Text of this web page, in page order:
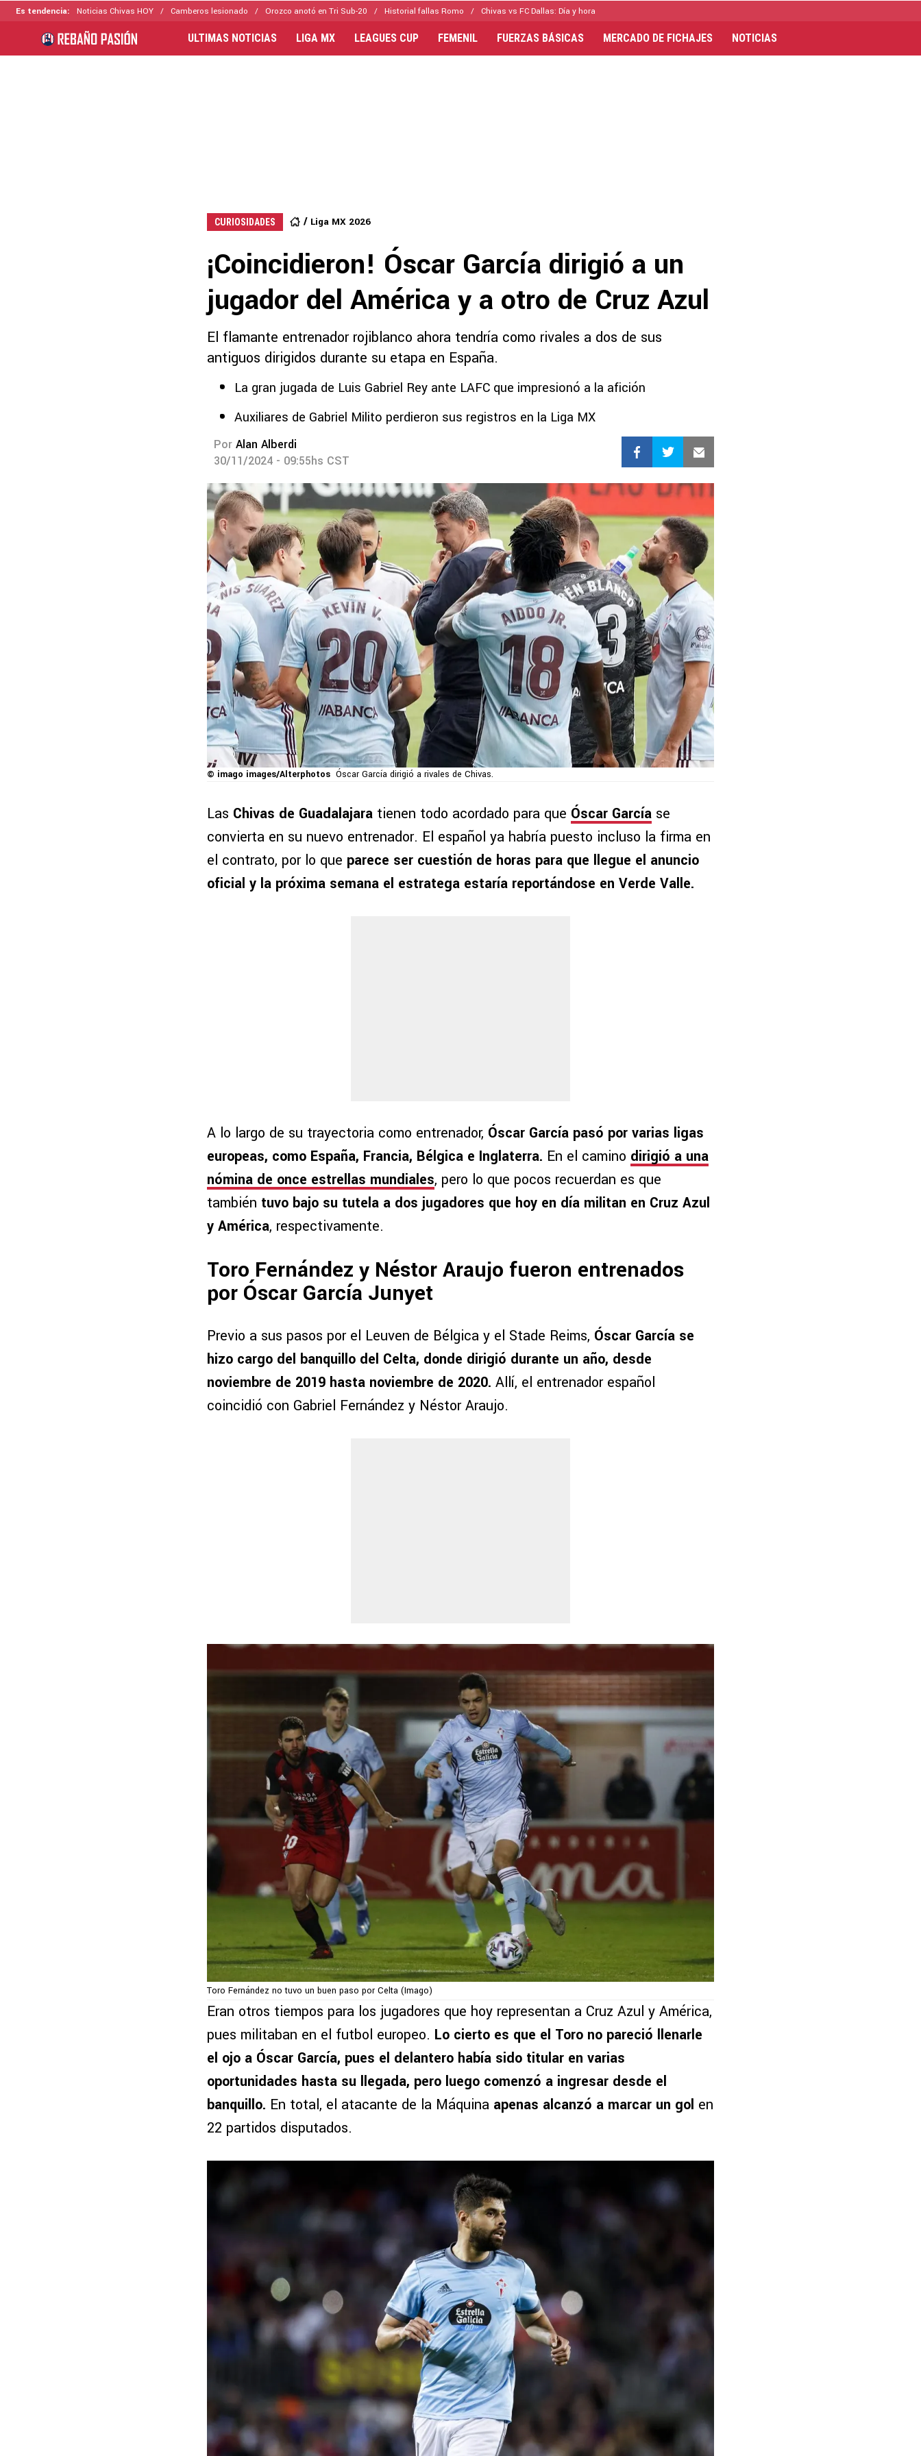
Es tendencia: Noticias Chivas HOY Camberos lesionado Orozco anotó en Tri Sub-20 Historial fallas Romo Chivas vs FC Dallas: Día y hora
ULTIMAS NOTICIAS LIGA MX LEAGUES CUP FEMENIL FUERZAS BÁSICAS MERCADO DE FICHAJES NOTICIAS
CURIOSIDADES Liga MX 2026
¡Coincidieron! Óscar García dirigió a un
jugador del América y a otro de Cruz Azul
El flamante entrenador rojiblanco ahora tendría como rivales a dos de sus
antiguos dirigidos durante su etapa en España.
La gran jugada de Luis Gabriel Rey ante LAFC que impresionó a la afición
Auxiliares de Gabriel Milito perdieron sus registros en la Liga MX
Por Alan Alberdi
30/11/2024 - 09:55hs CST
© imago images/Alterphotos Óscar García dirigió a rivales de Chivas.
Las Chivas de Guadalajara tienen todo acordado para que Óscar García se
convierta en su nuevo entrenador. El español ya habría puesto incluso la firma en
el contrato, por lo que parece ser cuestión de horas para que llegue el anuncio
oficial y la próxima semana el estratega estaría reportándose en Verde Valle.
A lo largo de su trayectoria como entrenador, Óscar García pasó por varias ligas
europeas, como España, Francia, Bélgica e Inglaterra. En el camino dirigió a una
nómina de once estrellas mundiales, pero lo que pocos recuerdan es que
también tuvo bajo su tutela a dos jugadores que hoy en día militan en Cruz Azul
y América, respectivamente.
Toro Fernández y Néstor Araujo fueron entrenados
por Óscar García Junyet
Previo a sus pasos por el Leuven de Bélgica y el Stade Reims, Óscar García se
hizo cargo del banquillo del Celta, donde dirigió durante un año, desde
noviembre de 2019 hasta noviembre de 2020. Allí, el entrenador español
coincidió con Gabriel Fernández y Néstor Araujo.
Toro Fernández no tuvo un buen paso por Celta (Imago)
Eran otros tiempos para los jugadores que hoy representan a Cruz Azul y América,
pues militaban en el futbol europeo. Lo cierto es que el Toro no pareció llenarle
el ojo a Óscar García, pues el delantero había sido titular en varias
oportunidades hasta su llegada, pero luego comenzó a ingresar desde el
banquillo. En total, el atacante de la Máquina apenas alcanzó a marcar un gol en
22 partidos disputados.